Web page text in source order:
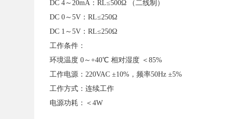
DC 4～20mA：RL≤500Ω （二线制）
DC 0～5V：RL≤250Ω
DC 1～5V：RL≤250Ω
工作条件：
环境温度 0～+40℃ 相对湿度 ＜85%
工作电源：220VAC ±10%，频率50Hz ±5%
工作方式：连续工作
电源功耗：＜4W